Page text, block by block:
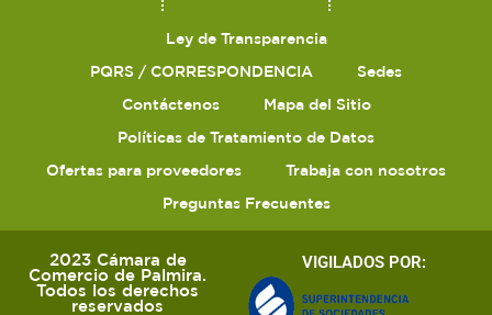
Ley de Transparencia
PQRS / CORRESPONDENCIA
Sedes
Contáctenos
Mapa del Sitio
Políticas de Tratamiento de Datos
Ofertas para proveedores
Trabaja con nosotros
Preguntas Frecuentes
2023 Cámara de
Comercio de Palmira.
Todos los derechos
reservados
VIGILADOS POR: